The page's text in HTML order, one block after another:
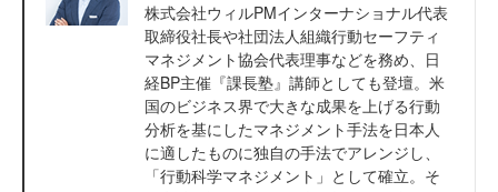
株式会社ウィルPMインターナショナル代表
取締役社長や社団法人組織行動セーフティ
マネジメント協会代表理事などを務め、日
経BP主催『課長塾』講師としても登壇。米
国のビジネス界で大きな成果を上げる行動
分析を基にしたマネジメント手法を日本人
に適したものに独自の手法でアレンジし、
「行動科学マネジメント」として確立。そ